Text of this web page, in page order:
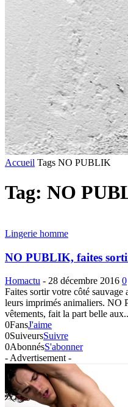
Accueil Tags NO PUBLIK
Tag: NO
Lingerie homme
NO PUBLIK, faites
Homactu - 28 décembre 2016 0
Faites sortir votre côté
leurs imprimés animaliers. NO
vêtements, fait la part belle
0FansJ'aime
0SuiveursSuivre
0AbonnésS'abonner
- Advertisement -